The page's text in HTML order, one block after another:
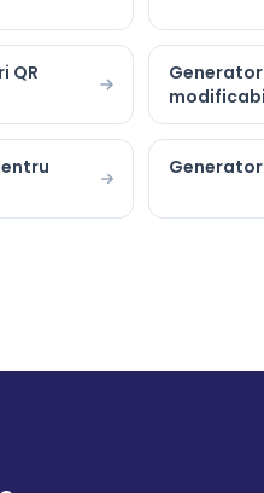
QR
Generator
Generator